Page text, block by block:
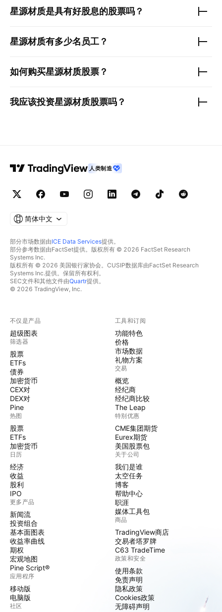
星源材质是具有好股息的股票吗？
星源材质有多少名员工？
如何购买星源材质股票？
我应该投资星源材质股票吗？
人类制造
简体中文
部分市场数据由ICE Data Services提供。
部分参考数据由FactSet提供。版权所有 © 2026 FactSet Research
Systems Inc.
版权所有 © 2026 美国银行家协会。CUSIP数据库由FactSet Research
Systems Inc.提供。保留所有权利。
SEC文件和其他文件由Quartr提供。
© 2026 TradingView, Inc.
不仅是产品
超级图表
筛选器
股票
ETFs
债券
加密货币
CEX对
DEX对
Pine
热图
股票
ETFs
加密货币
日历
经济
收益
股利
IPO
更多产品
新闻流
投资组合
基本面图表
收益率曲线
期权
宏观地图
Pine Script®
应用程序
移动版
电脑版
社区
工具和订阅
功能特色
价格
市场数据
礼物方案
交易
概览
经纪商
经纪商比较
The Leap
特别优惠
CME集团期货
Eurex期货
美国股票包
关于公司
我们是谁
太空任务
博客
帮助中心
职涯
媒体工具包
商品
TradingView商店
交易者塔罗牌
C63 TradeTime
政策和安全
使用条款
免责声明
隐私政策
Cookies政策
无障碍声明